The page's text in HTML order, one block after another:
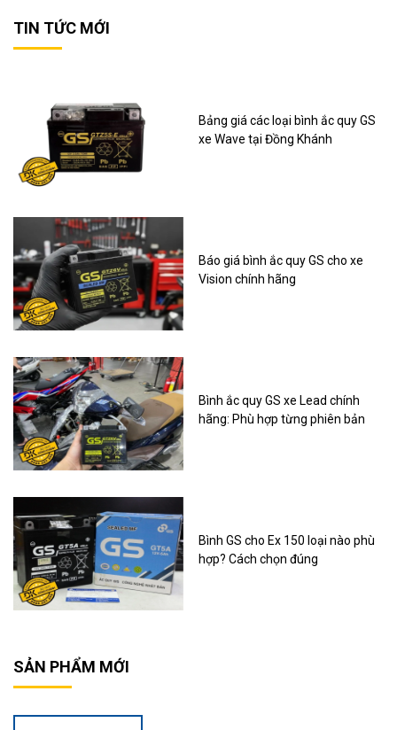
TIN TỨC MỚI
Bảng giá các loại bình ắc quy GS
xe Wave tại Đồng Khánh
Báo giá bình ắc quy GS cho xe
Vision chính hãng
Bình ắc quy GS xe Lead chính
hãng: Phù hợp từng phiên bản
Bình GS cho Ex 150 loại nào phù
hợp? Cách chọn đúng
SẢN PHẨM MỚI